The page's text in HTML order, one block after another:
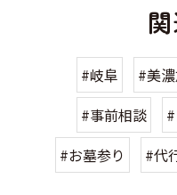
#岐阜 #美
#事前相談
#お墓参り
#代